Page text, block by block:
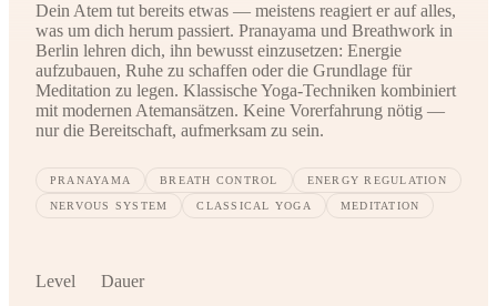
Dein Atem tut bereits etwas — meistens reagiert er auf alles,
was um dich herum passiert. Pranayama und Breathwork in
Berlin lehren dich, ihn bewusst einzusetzen: Energie
aufzubauen, Ruhe zu schaffen oder die Grundlage für
Meditation zu legen. Klassische Yoga-Techniken kombiniert
mit modernen Atemansätzen. Keine Vorerfahrung nötig —
nur die Bereitschaft, aufmerksam zu sein.
PRANAYAMA BREATH CONTROL ENERGY REGULATION
NERVOUS SYSTEM CLASSICAL YOGA MEDITATION
Level Dauer